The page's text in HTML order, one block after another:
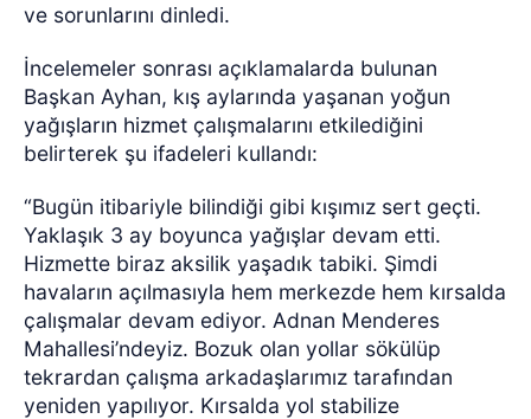
ve sorunlarını dinledi.
İncelemeler sonrası açıklamalarda bulunan
Başkan Ayhan, kış aylarında yaşanan yoğun
yağışların hizmet çalışmalarını etkilediğini
belirterek şu ifadeleri kullandı:
“Bugün itibariyle bilindiği gibi kışımız sert geçti.
Yaklaşık 3 ay boyunca yağışlar devam etti.
Hizmette biraz aksilik yaşadık tabiki. Şimdi
havaların açılmasıyla hem merkezde hem kırsalda
çalışmalar devam ediyor. Adnan Menderes
Mahallesi’ndeyiz. Bozuk olan yollar sökülüp
tekrardan çalışma arkadaşlarımız tarafından
yeniden yapılıyor. Kırsalda yol stabilize